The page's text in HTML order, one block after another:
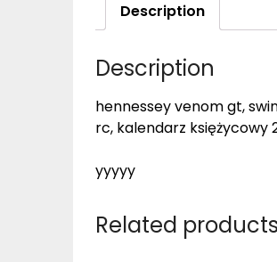
Description
Description
hennessey venom gt,
rc, kalendarz księżycowy
yyyyy
Related products